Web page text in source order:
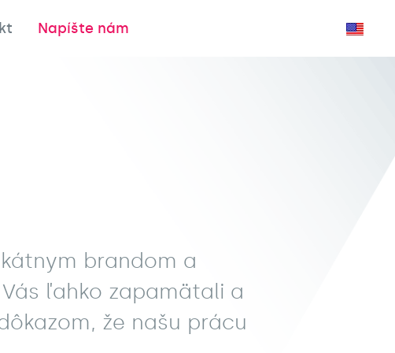
Napíšte nám
brandom a
ľahko zapamätali a
že našu prácu